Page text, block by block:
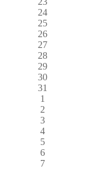
24
25
26
27
28
29
30
31
1
2
3
4
5
6
7